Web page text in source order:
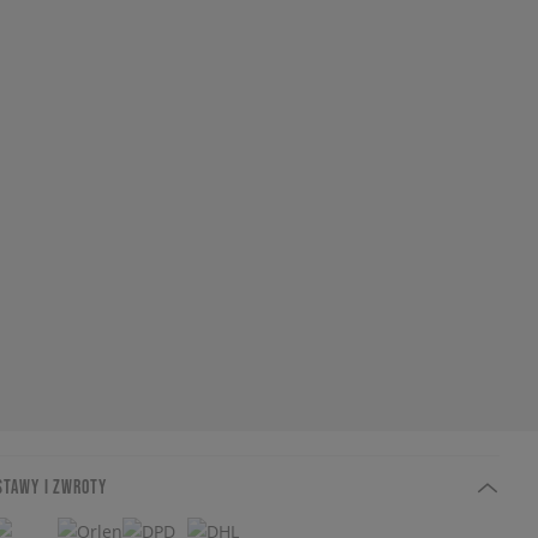
I ZWROTY